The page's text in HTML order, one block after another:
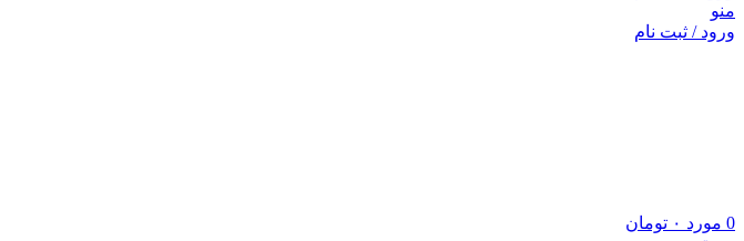
منو
ورود / ثبت نام
0 مورد ۰ تومان